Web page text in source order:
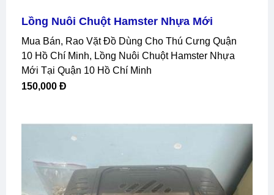
Lồng Nuôi Chuột Hamster Nhựa Mới
Mua Bán, Rao Vặt Đồ Dùng Cho Thú Cưng Quận
10 Hồ Chí Minh, Lồng Nuôi Chuột Hamster Nhựa
Mới Tại Quận 10 Hồ Chí Minh
150,000 Đ